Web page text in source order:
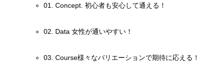
01. Concept. 初心者も安心して通える！
02. Data 女性が通いやすい！
03. Course様々なバリエーションで期待に応える！